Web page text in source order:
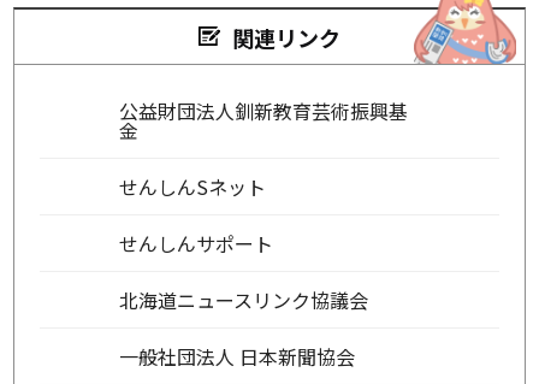
関連リンク
公益財団法人釧新教育芸術振興基
金
せんしんSネット
せんしんサポート
北海道ニュースリンク協議会
一般社団法人 日本新聞協会